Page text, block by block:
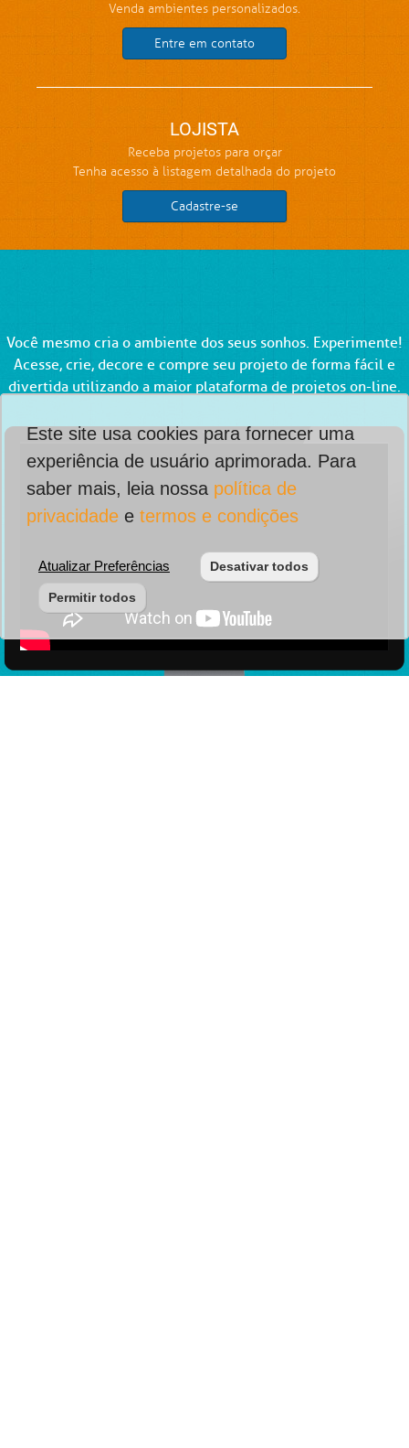
Venda ambientes personalizados.
Entre em contato
LOJISTA
Receba projetos para orçar
Tenha acesso à listagem detalhada do projeto
Cadastre-se
Você mesmo cria o ambiente dos seus sonhos. Experimente!
Acesse, crie, decore e compre seu projeto de forma fácil e
divertida utilizando a maior plataforma de projetos on-line.
Este site usa cookies para fornecer uma
experiência de usuário aprimorada. Para
saber mais, leia nossa política de
privacidadee termos e condições
Atualizar Preferências Desativar todos
Permitir todos